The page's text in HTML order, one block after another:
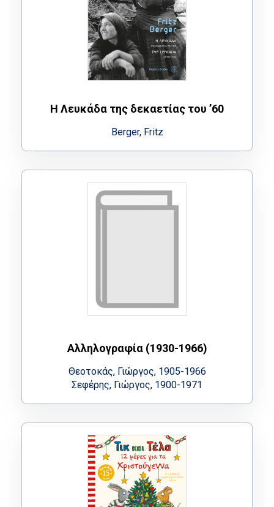
Η Λευκάδα της δεκαετίας του ’60
Berger, Fritz
Αλληλογραφία (1930-1966)
Θεοτοκάς, Γιώργος, 1905-1966
Σεφέρης, Γιώργος, 1900-1971